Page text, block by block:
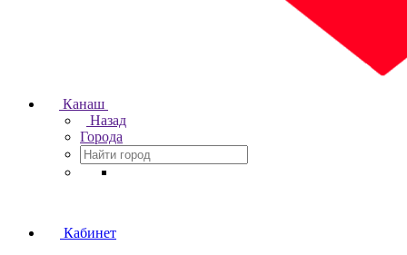
Канаш
Назад
Города
Кабинет